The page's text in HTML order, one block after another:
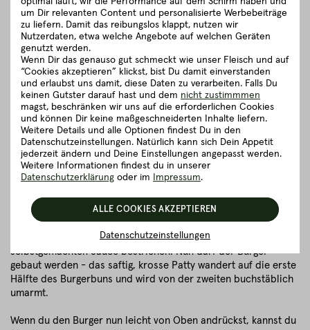
Fleischbällchen auf die Feuerplatte gelegt und dabei mit einem
Wender richtig schön platt gedrückt. Ja, wir meinen platt –
also lehne dich ruhig etwas drauf.
Die flachgedrückten Patties werden nun bei direkter Hitze von
beiden Seiten scharf angebraten. Dadurch wird das Fleisch
nicht einfach nur gegrillt, es wird außen richtig schön kross,
während es im Inneren schön saftig bleibt. Ein Hoch auf den
Maillard-Effekt!
Zum Schluss mit etwas grobem Meersalz verfeinern und eine
Scheibe Cheddar darauf platzieren. Das belegte Patty wandert
nun in den indirekten Bereich und bleibt dort so lange, bis der
Das Finish
Für das Finale werden die Burgerbuns halbiert, mit der
selbstgemachten Sauce bestrichen. Nun darf der Burger
gebaut werden - das saftig, krosse Patty wandert auf die erste
Hälfte des Burgerbuns und wird von der zweiten buchstäblich
umarmt.
Wenn du den Burger nun leicht von Oben andrückst, kannst du
um Dir relevanten Content und personalisierte Werbebeiträge
zu liefern. Damit das reibungslos klappt, nutzen wir
Nutzerdaten, etwa welche Angebote auf welchen Geräten
genutzt werden.
Wenn Dir das genauso gut schmeckt wie unser Fleisch und auf
“Cookies akzeptieren” klickst, bist Du damit einverstanden
und erlaubst uns damit, diese Daten zu verarbeiten. Falls Du
keinen Gutster darauf hast und dem nicht zustimmmen
magst, beschränken wir uns auf die erforderlichen Cookies
und können Dir keine maßgeschneiderten Inhalte liefern.
Weitere Details und alle Optionen findest Du in den
Datenschutzeinstellungen. Natürlich kann sich Dein Appetit
jederzeit ändern und Deine Einstellungen angepasst werden.
Weitere Informationen findest du in unserer
Datenschutzerklärung oder im Impressum.
Datenschutzeinstellungen
ALLE COOKIES AKZEPTIEREN